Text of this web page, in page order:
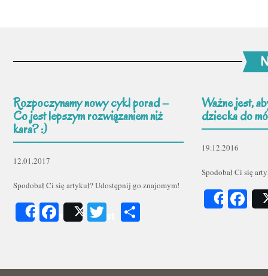
Rozpoczynamy nowy cykl porad –
Co jest lepszym rozwiązaniem niż
kara? :)
12.01.2017
Spodobał Ci się artykuł? Udostępnij go znajomym!
ShareFacebook
Post Twitter
Ważne jest,
dziecka do
19.12.2016
Spodobał Ci się
Share